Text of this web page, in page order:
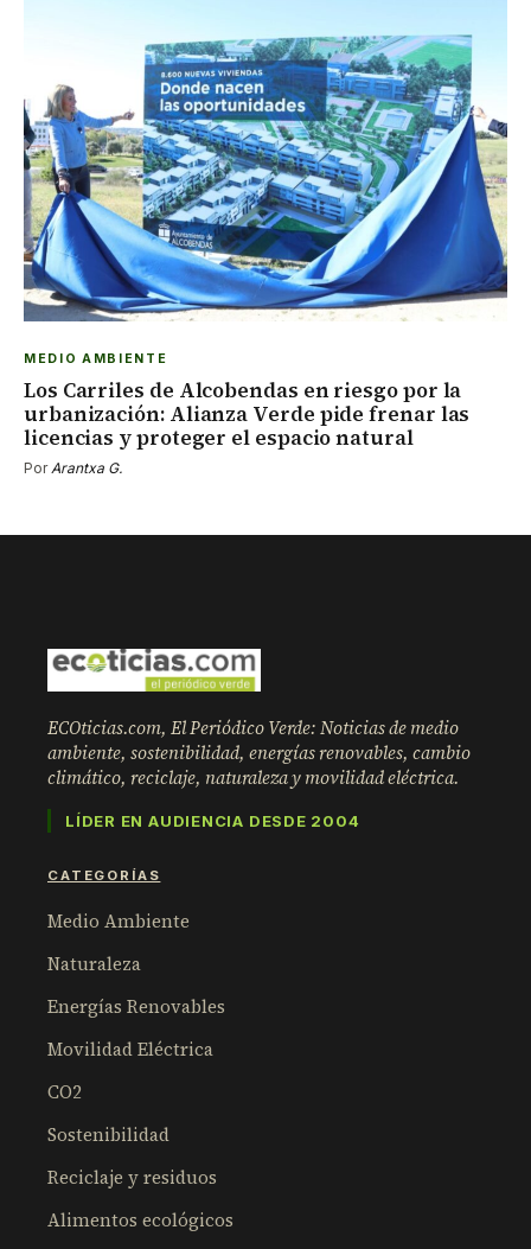
MEDIO AMBIENTE
Los Carriles de Alcobendas en riesgo por la
urbanización: Alianza Verde pide frenar las
licencias y proteger el espacio natural
PorArantxa G.
ECOticias.com, El Periódico Verde: Noticias de medio
ambiente, sostenibilidad, energías renovables, cambio
climático, reciclaje, naturaleza y movilidad eléctrica.
LÍDER EN AUDIENCIA DESDE 2004
CATEGORÍAS
Medio Ambiente
Naturaleza
Energías Renovables
Movilidad Eléctrica
CO2
Sostenibilidad
Reciclaje y residuos
Alimentos ecológicos